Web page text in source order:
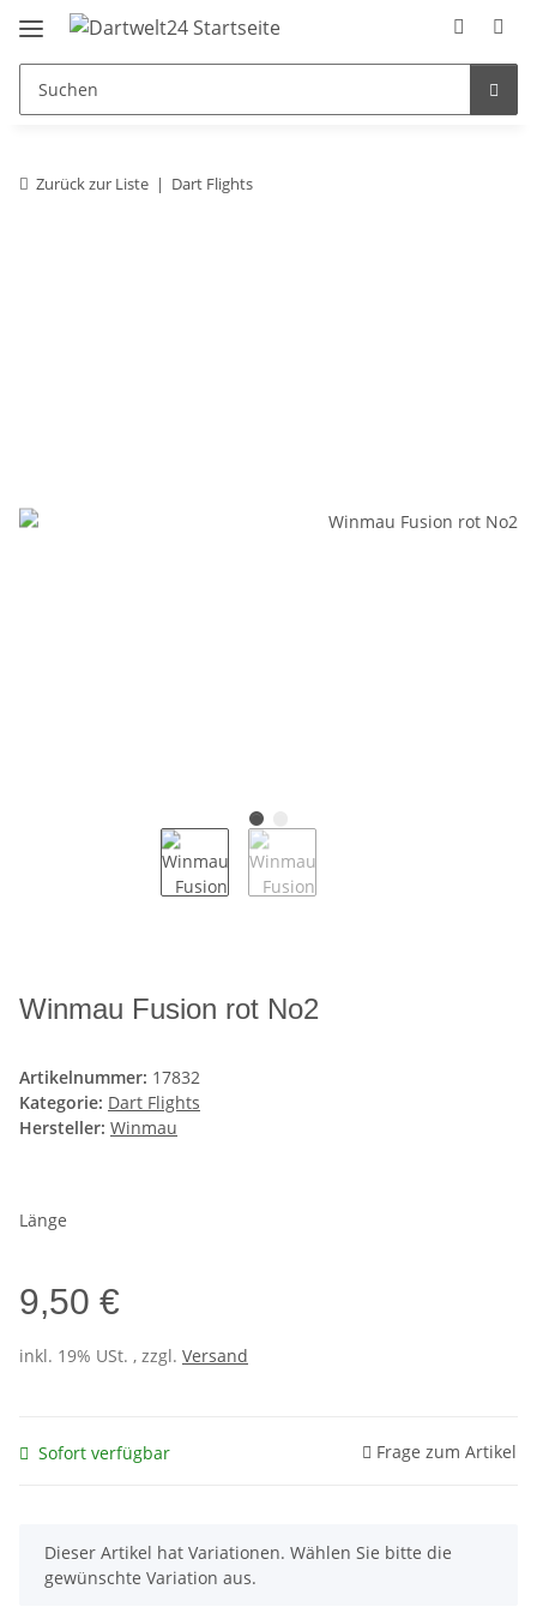
Zurück zur Liste Dart Flights
Winmau Fusion rot No2
Artikelnummer: 17832
Kategorie: Dart Flights
Hersteller: Winmau
Länge
9,50 €
inkl. 19% USt. , zzgl. Versand
Sofort verfügbar Frage zum Artikel
x
Dieser Artikel hat Variationen. Wählen Sie bitte die
gewünschte Variation aus.